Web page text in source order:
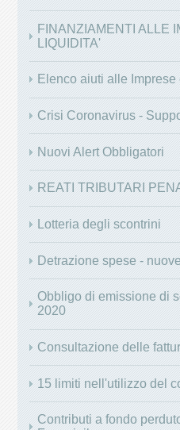
FINANZIAMENTI ALLE
LIQUIDITA'
Elenco aiuti alle
Crisi Coronavirus -
Nuovi Alert Obbligatori
REATI TRIBUTARI
Lotteria degli scontrini
Detrazione spese -
Obbligo di emissione di
2020
Consultazione delle
15 limiti nell'utilizzo del
Contributi a fondo